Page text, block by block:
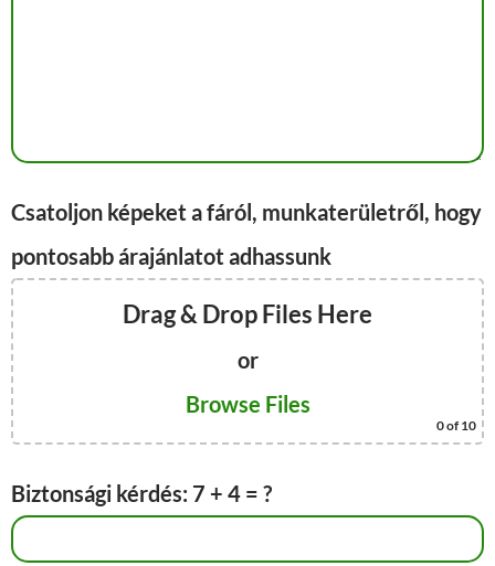
Csatoljon képeket a fáról, munkaterületről, hogy
pontosabb árajánlatot adhassunk
Drag & Drop Files Here
or
Browse Files
0of 10
Biztonsági kérdés: 7 + 4 = ?